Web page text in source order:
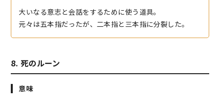
大いなる意志と会話をするために使う道具。
元々は五本指だったが、二本指と三本指に分裂した。
8. 死のルーン
意味